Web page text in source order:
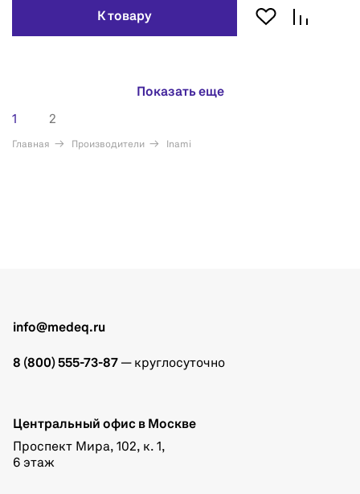
К товару
Показать еще
1 2
Главная Производители Inami
info@medeq.ru
8 (800) 555-73-87 — круглосуточно
Центральный офис в Москве
Проспект Мира, 102, к. 1,
6 этаж